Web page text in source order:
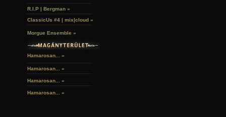
R.I.P | Bergman »
ClassicUs #4 | mix|cloud »
Morgue Ensemble »
Hamarosan... »
Hamarosan... »
Hamarosan... »
Hamarosan... »